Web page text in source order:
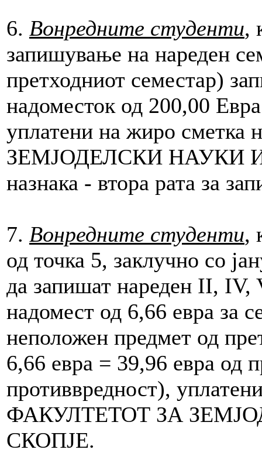
6. Вонредните студенти,
запишување на нареден
претходниот семестар)
надоместок од 200,00
уплатени на жиро
ЗЕМЈОДЕЛСКИ НАУКИ
назнака - втора рата за
7. Вонредните студенти,
од точка 5, заклучно со
да запишат нареден II,
надомест од 6,66 евра за
неположен предмет од
6,66 евра = 39,96 евра од
противвредност),
ФАКУЛТЕТОТ ЗА
СКОПЈЕ.